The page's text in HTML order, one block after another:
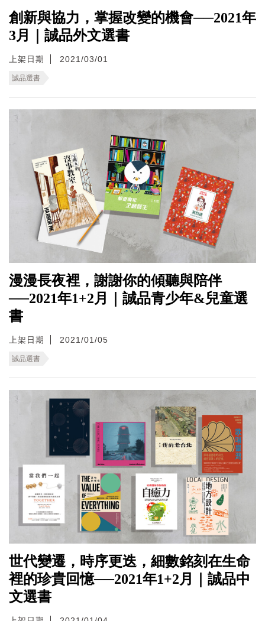
創新與協力，掌握改變的機會──2021年
3月｜誠品外文選書
上架日期 2021/03/01
誠品選書
漫漫長夜裡，謝謝你的傾聽與陪伴
──2021年1+2月｜誠品青少年&兒童選
書
上架日期 2021/01/05
誠品選書
世代變遷，時序更迭，細數銘刻在生命
裡的珍貴回憶──2021年1+2月｜誠品中
文選書